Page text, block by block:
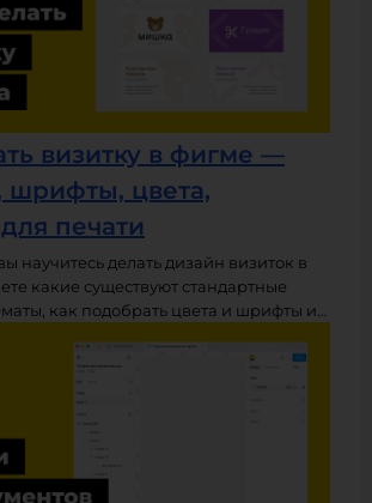
визитку в фигме —
шрифты, цвета,
печати
научитесь делать дизайн визиток в
какие существуют стандартные
как подобрать цвета и шрифты и
содержит подробную инструкцию